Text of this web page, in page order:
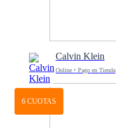
Calvin Klein
Online • Pago en Tienda
6 CUOTAS